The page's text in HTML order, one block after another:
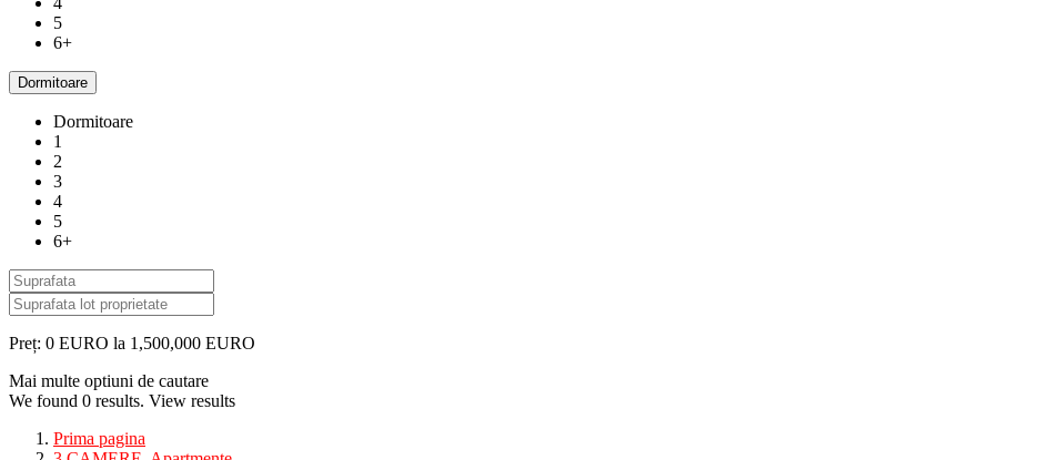
5
6+
Dormitoare
Dormitoare
1
2
3
4
5
6+
Preț: 0 EURO la 1,500,000 EURO
Mai multe optiuni de cautare
We found 0 results. View results
Prima pagina